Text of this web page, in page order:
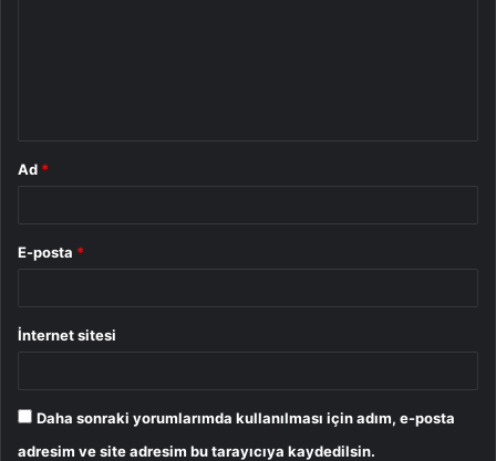
Ad *
E-posta *
İnternet sitesi
Daha sonraki yorumlarımda kullanılması için adım, e-posta
adresim ve site adresim bu tarayıcıya kaydedilsin.